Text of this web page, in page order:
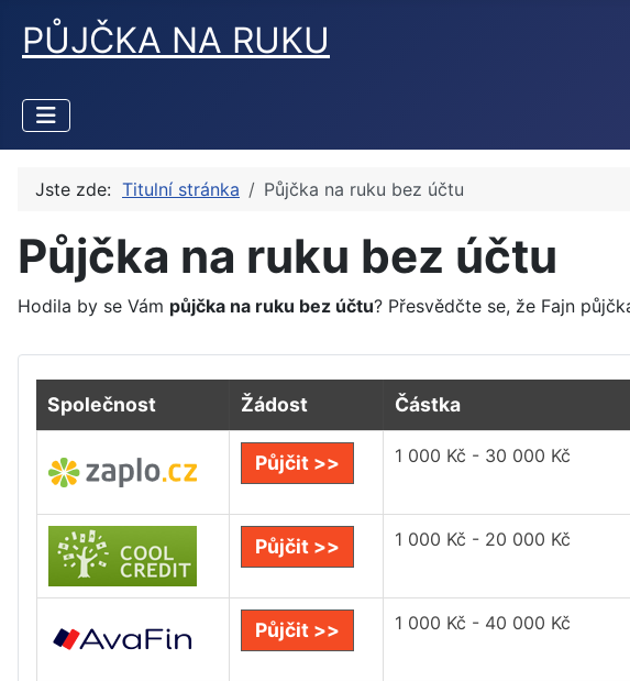
PŮJČKA NA RUKU
Jste zde: Titulní stránka Půjčka na ruku bez účtu
Půjčka na ruku bez účtu
Hodila by se Vám půjčka na ruku bez účtu? Přesvědčte se, že Fajn
Společnost Žádost Částka
Půjčit >> 1 000 Kč - 30 000 Kč
Půjčit >> 1 000 Kč - 20 000 Kč
Půjčit >> 1 000 Kč - 40 000 Kč